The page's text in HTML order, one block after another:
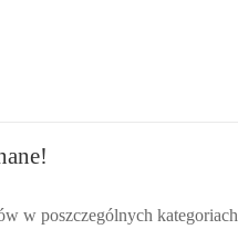
w poszczególnych kategoriach